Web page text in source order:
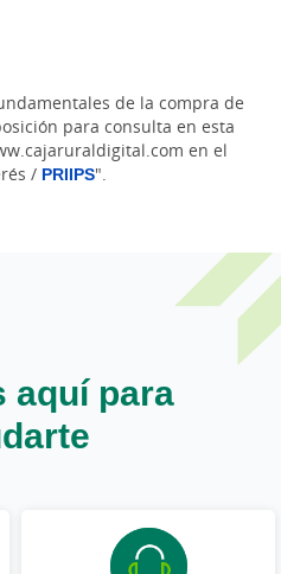
de la compra de
para consulta en esta
en el
/ PRIIPS".
aquí para